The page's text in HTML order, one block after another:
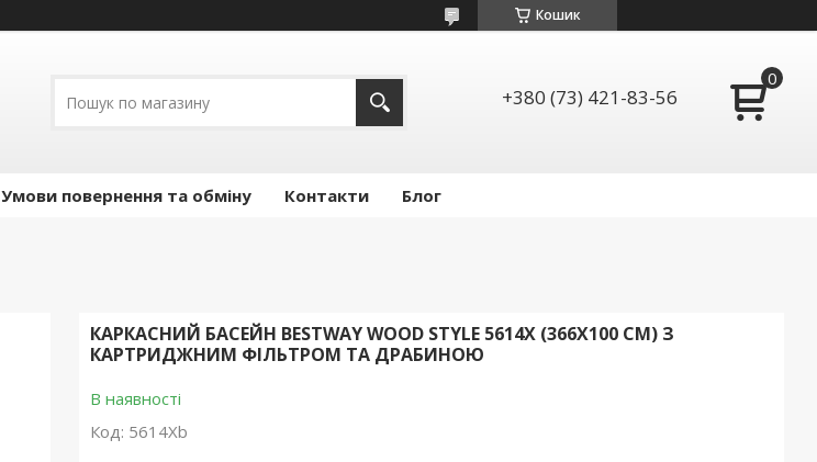
Кошик
+380 (73) 421-83-56
Умови повернення та обміну Контакти Блог
КАРКАСНИЙ БАСЕЙН BESTWAY WOOD STYLE 5614X (366Х100 СМ) З
КАРТРИДЖНИМ ФІЛЬТРОМ ТА ДРАБИНОЮ
В наявності
Код: 5614Xb